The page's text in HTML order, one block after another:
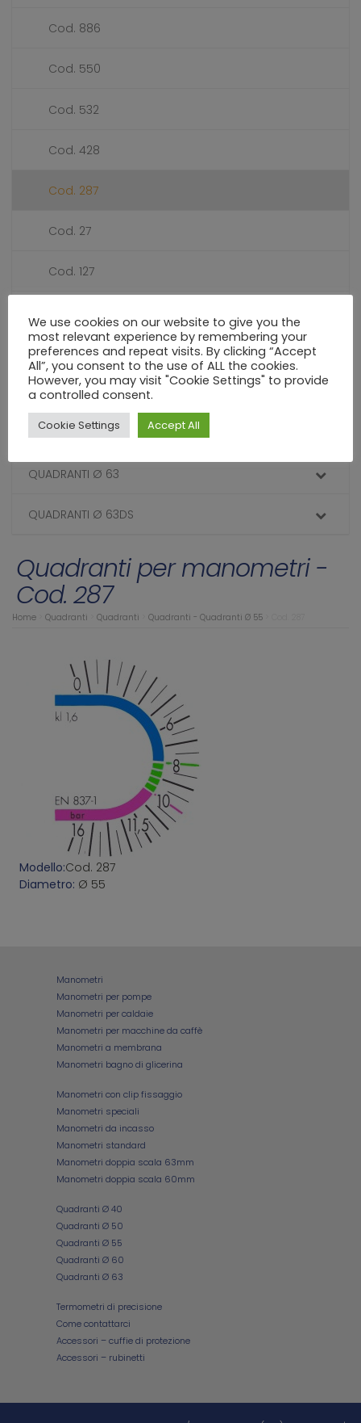
Cod. 886
Cod. 550
Cod. 532
Cod. 428
Cod. 287
Cod. 27
Cod. 127
Cod. 1215
Cod. 1214
QUADRANTI Ø 60DS
QUADRANTI Ø 63
QUADRANTI Ø 63DS
Quadranti per manometri -
Cod. 287
Home Quadranti Quadranti Quadranti - Quadranti Ø 55
Modello:Cod. 287
Diametro: Ø 55
Manometri
Manometri per pompe
Manometri per caldaie
Manometri per macchine da caffè
Manometri a membrana
Manometri bagno di glicerina
Manometri con clip fissaggio
Manometri speciali
Manometri da incasso
Manometri standard
Manometri doppia scala 63mm
Manometri doppia scala 60mm
Quadranti Ø 40
Quadranti Ø 50
Quadranti Ø 55
Quadranti Ø 60
Quadranti Ø 63
Termometri di precisione
Come contattarci
Accessori – cuffie di protezione
Accessori – rubinetti
We use cookies on our website to give you the
most relevant experience by remembering your
preferences and repeat visits. By clicking “Accept
All”, you consent to the use of ALL the cookies.
However, you may visit "Cookie Settings" to provide
a controlled consent.
Cookie Settings Accept All